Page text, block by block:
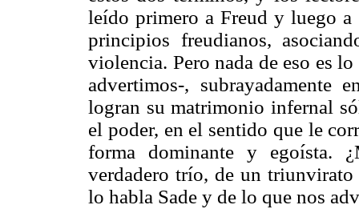
leído primero a Freud y luego a
principios freudianos,
violencia. Pero nada de eso es
advertimos-, subrayadamente
logran su matrimonio infernal
el poder, en el sentido que le
forma dominante y egoísta.
verdadero trío, de un
lo habla Sade y de lo que nos